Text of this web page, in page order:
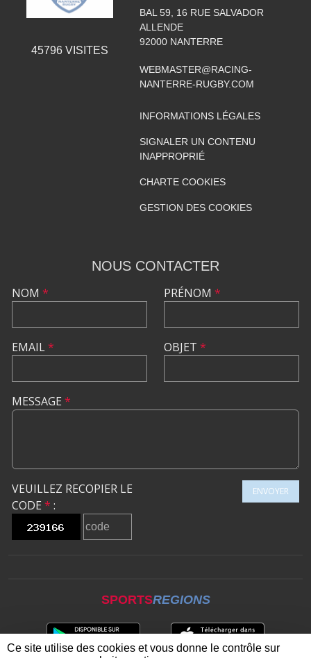
45796VISITES
BAL 59, 16 RUE SALVADOR
ALLENDE
92000 NANTERRE
WEBMASTER@RACING-
NANTERRE-RUGBY.COM
INFORMATIONS LÉGALES
SIGNALER UN CONTENU
INAPPROPRIÉ
CHARTE COOKIES
GESTION DES COOKIES
NOUS CONTACTER
NOM *
EMAIL*
PRÉNOM *
OBJET *
MESSAGE *
VEUILLEZ RECOPIER LE
CODE * :
ENVOYER
SPORTSREGIONS
Ce site utilise des cookies et vous donne le contrôle sur